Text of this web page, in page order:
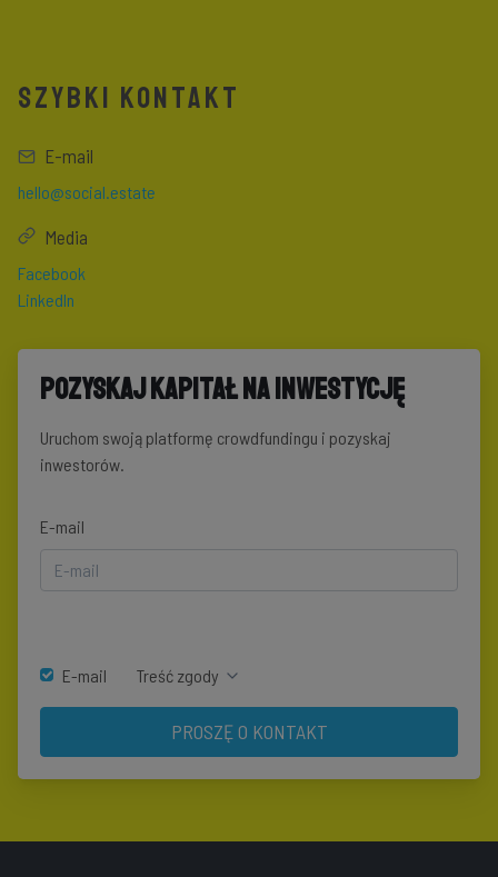
Pozyskaj kapitał na inwestycję
Uruchom swoją platformę crowdfundingu i pozyskaj
inwestorów.
E-mail
E-mail Treść zgody
PROSZĘ O KONTAKT
SZYBKI KONTAKT
E-mail
hello@social.estate
Media
Facebook
LinkedIn